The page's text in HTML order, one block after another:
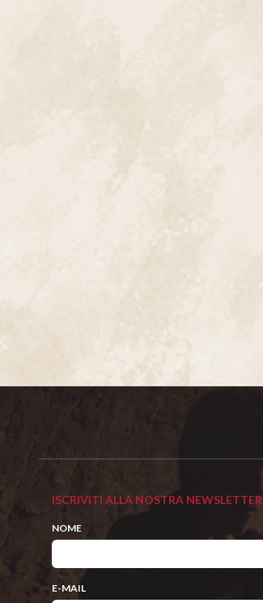
ISCRIVITI ALLA NOSTRA NEWSLETTER
NOME
E-MAIL